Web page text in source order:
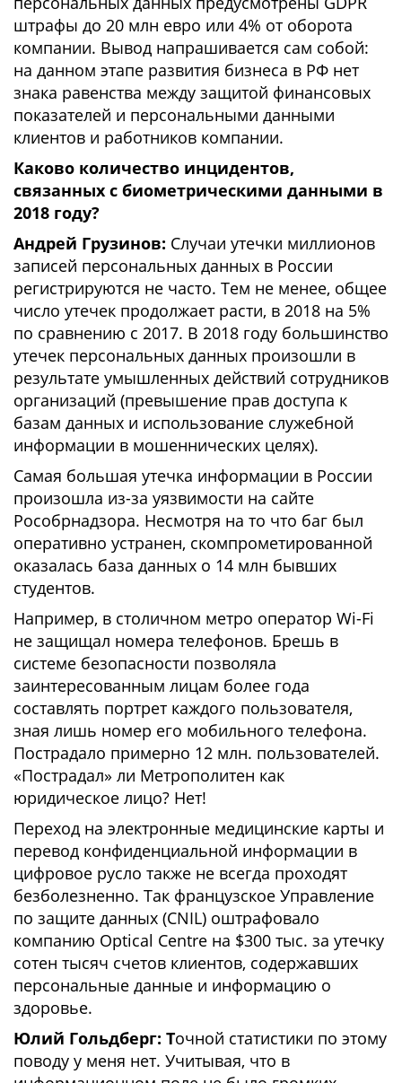
штрафы до 20 млн евро или 4% от оборота
компании. Вывод напрашивается сам собой:
на данном этапе развития бизнеса в РФ нет
знака равенства между защитой финансовых
показателей и персональными данными
клиентов и работников компании.
Каково количество инцидентов,
связанных с биометрическими данными в
2018 году?
Андрей Грузинов: Случаи утечки миллионов
записей персональных данных в России
регистрируются не часто. Тем не менее, общее
число утечек продолжает расти, в 2018 на 5%
по сравнению с 2017. В 2018 году большинство
утечек персональных данных произошли в
результате умышленных действий сотрудников
организаций (превышение прав доступа к
базам данных и использование служебной
информации в мошеннических целях).
Самая большая утечка информации в России
произошла из-за уязвимости на сайте
Рособрнадзора. Несмотря на то что баг был
оперативно устранен, скомпрометированной
оказалась база данных о 14 млн бывших
студентов.
Например, в столичном метро оператор Wi-Fi
не защищал номера телефонов. Брешь в
системе безопасности позволяла
заинтересованным лицам более года
составлять портрет каждого пользователя,
зная лишь номер его мобильного телефона.
Пострадало примерно 12 млн. пользователей.
«Пострадал» ли Метрополитен как
юридическое лицо? Нет!
Переход на электронные медицинские карты и
перевод конфиденциальной информации в
цифровое русло также не всегда проходят
безболезненно. Так французское Управление
по защите данных (CNIL) оштрафовало
компанию Optical Centre на $300 тыс. за утечку
сотен тысяч счетов клиентов, содержавших
персональные данные и информацию о
здоровье.
Юлий Гольдберг: Точной статистики по этому
поводу у меня нет. Учитывая, что в